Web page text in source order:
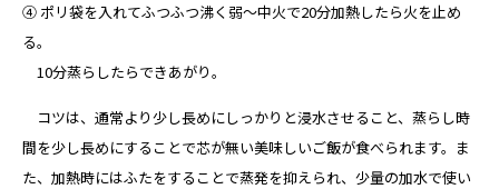
④ ポリ袋を入れてふつふつ沸く弱〜中火で20分加熱したら火を止め
る。
10分蒸らしたらできあがり。
コツは、通常より少し長めにしっかりと浸水させること、蒸らし時
間を少し長めにすることで芯が無い美味しいご飯が食べられます。ま
た、加熱時にはふたをすることで蒸発を抑えられ、少量の加水で使い